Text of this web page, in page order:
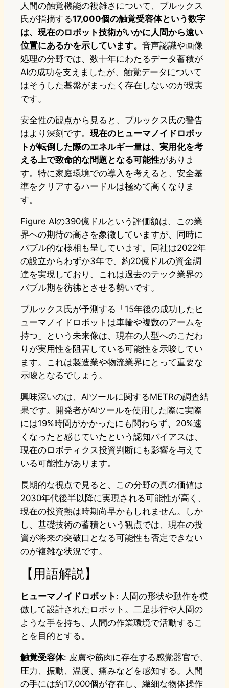
人間の触覚機能の複雑さについて、ブルックス
氏が指摘する17,000個の触覚受容体という数字
は、現在のロボット技術がいかに人間から遠い
位置にあるかを示しています。 音声認識や画像
処理の分野では、数十年にわたるデータ蓄積が
AIの成功を支えましたが、触覚データについて
はそうした基盤がまったく存在しないのが現実
です。
安全性の観点から見ると、ブルックス氏の警告
はより深刻です。 現在のヒューマノイドロボッ
トが転倒した際のエネルギー量は、実用化を考
える上で致命的な問題となる可能性がありま
す。特に家庭環境での導入を考えると、安全基
準をクリアするハードルは極めて高くなりま
す。
Figure AIの390億ドルという評価額は、この業
界への期待の高さを象徴していますが、同時に
バブル的な様相も呈しています。同社は2022年
の設立からわずか3年で、約20億ドルの資金調
達を実現しており、これは過去のテック業界の
バブル期を彷彿とさせる勢いです。
ブルックス氏が予測する「15年後の成功したヒ
ューマノイドロボットは車輪や複数のアームを
持つ」という未来像は、現在の人型へのこだわ
りが実用性を阻害している可能性を示唆してい
ます。これは製造業や物流業界にとって重要な
示唆となるでしょう。
興味深いのは、AIツールに関するMETRの調査結
果です。開発者がAIツールを使用した際に実際
には19%時間がかかったにも関わらず、20%速
くなったと感じていたという認知バイアスは、
現在のロボティクス投資判断にも影響を与えて
いる可能性があります。
長期的な視点で見ると、この分野の真の価値は
2030年代後半以降に実現される可能性が高く、
現在の投資熱は時期尚早かもしれません。しか
し、基礎技術の蓄積という観点では、現在の投
資が将来の突破口となる可能性も否定できない
のが複雑な状況です。
【用語解説】
ヒューマノイドロボット : 人間の形状や動作を模
倣して設計されたロボット。二足歩行や人間の
ような手を持ち、人間の作業環境で活動するこ
とを目的とする。
触覚受容体: 皮膚や筋肉に存在する感覚器官で、
圧力、振動、温度、痛みなどを感知する。人間
の手には約17,000個が存在し、繊細な物体操作